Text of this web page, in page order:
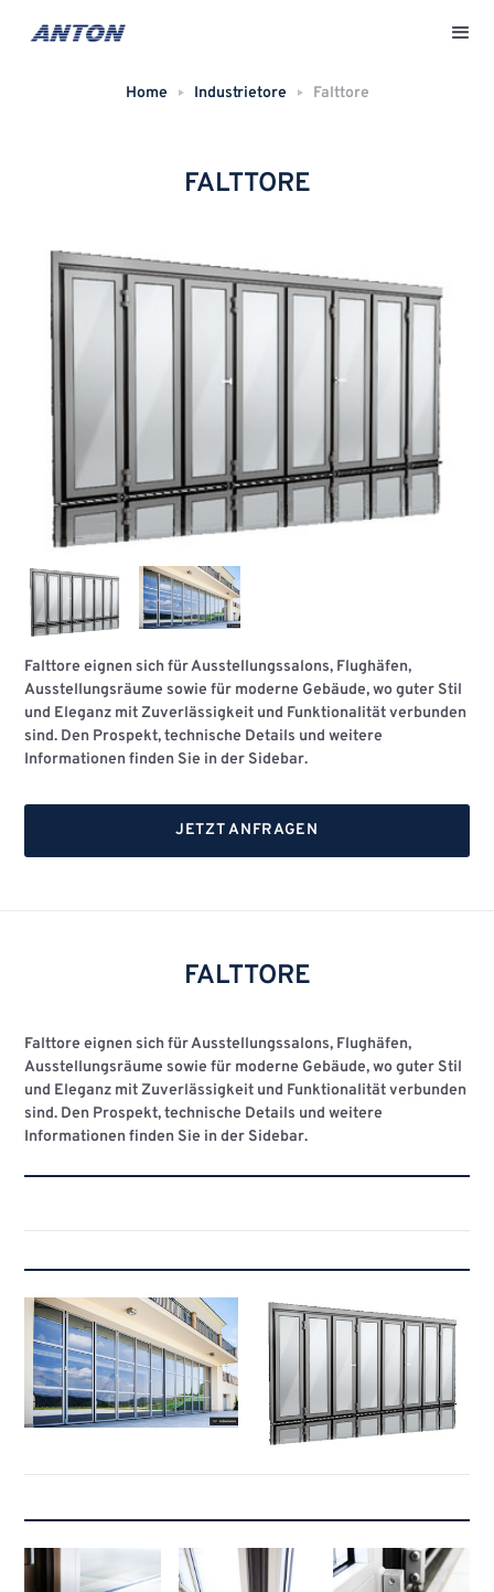
Home Industrietore Falttore
FALTTORE
Falttore eignen sich für Ausstellungssalons, Flughäfen,
Ausstellungsräume sowie für moderne Gebäude, wo guter Stil
und Eleganz mit Zuverlässigkeit und Funktionalität verbunden
sind. Den Prospekt, technische Details und weitere
Informationen finden Sie in der Sidebar.
JETZT ANFRAGEN
FALTTORE
Falttore eignen sich für Ausstellungssalons, Flughäfen,
Ausstellungsräume sowie für moderne Gebäude, wo guter Stil
und Eleganz mit Zuverlässigkeit und Funktionalität verbunden
sind. Den Prospekt, technische Details und weitere
Informationen finden Sie in der Sidebar.